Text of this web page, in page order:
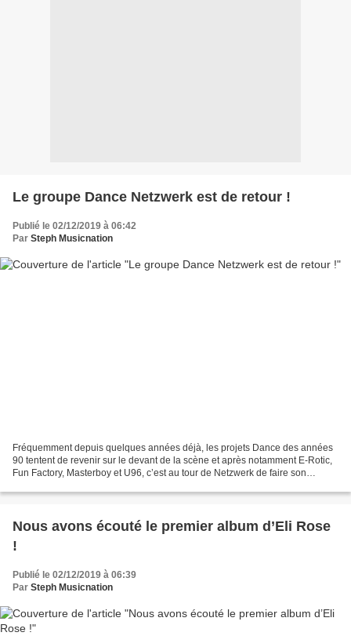
Le groupe Dance Netzwerk est de retour !
Publié le 02/12/2019 à 06:42
Par Steph Musicnation
Fréquemment depuis quelques années déjà, les projets Dance des années
90 tentent de revenir sur le devant de la scène et après notamment E-Rotic,
Fun Factory, Masterboy et U96, c’est au tour de Netzwerk de faire son
Nous avons écouté le premier album d’Eli Rose
!
Publié le 02/12/2019 à 06:39
Par Steph Musicnation